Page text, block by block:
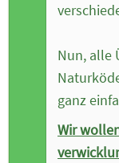
Nun, alle
ganz
Wir